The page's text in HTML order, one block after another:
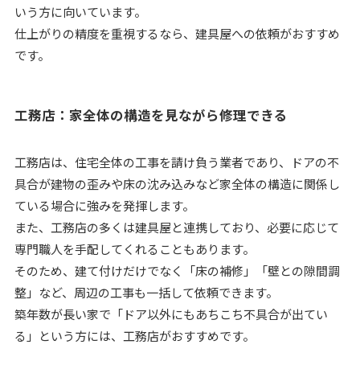
いう方に向いています。
仕上がりの精度を重視するなら、建具屋への依頼がおすすめ
です。
工務店：家全体の構造を見ながら修理できる
工務店は、住宅全体の工事を請け負う業者であり、ドアの不
具合が建物の歪みや床の沈み込みなど家全体の構造に関係し
ている場合に強みを発揮します。
また、工務店の多くは建具屋と連携しており、必要に応じて
専門職人を手配してくれることもあります。
そのため、建て付けだけでなく「床の補修」「壁との隙間調
整」など、周辺の工事も一括して依頼できます。
築年数が長い家で「ドア以外にもあちこち不具合が出てい
る」という方には、工務店がおすすめです。